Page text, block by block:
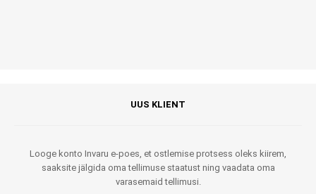
UUS KLIENT
Looge konto Invaru e-poes, et ostlemise protsess oleks kiirem,
saaksite jälgida oma tellimuse staatust ning vaadata oma
varasemaid tellimusi.